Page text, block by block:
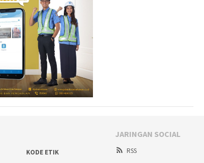
KODE ETIK
JARINGAN SOCIAL
RSS